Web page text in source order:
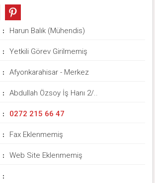
: Harun Balık (Mühendis)
: Yetkili Görev Girilmemiş
: Afyonkarahisar - Merkez
: Abdullah Özsoy İş Hanı 2/..
: 0272 215 66 47
: Fax Eklenmemiş
: Web Site Eklenmemiş
: